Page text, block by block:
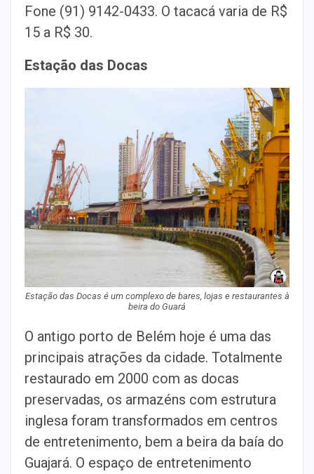
Fone (91) 9142-0433. O tacacá varia de R$
15 a R$ 30.
Estação das Docas
Estação das Docas é um complexo de bares, lojas e restaurantes à
beira do Guará
O antigo porto de Belém hoje é uma das
principais atrações da cidade. Totalmente
restaurado em 2000 com as docas
preservadas, os armazéns com estrutura
inglesa foram transformados em centros
de entretenimento, bem a beira da baía do
Guajará. O espaço de entretenimento